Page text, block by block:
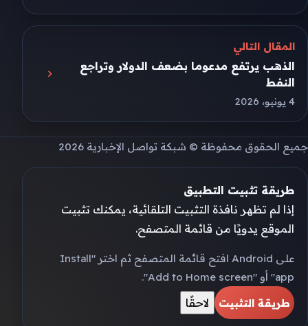
المقال التالي
الذهب يرتفع مدعوما بضعف الدولار وتراجع
النفط
4 يونيو، 2026
جميع الحقوق محفوظة © شبكة تواصل الإخبارية 2026
طريقة تثبيت التطبيق
إذا لم تظهر نافذة التثبيت التلقائية، يمكنك تثبيت
الموقع يدويًا من قائمة المتصفح.
على Android افتح قائمة المتصفح ثم اختر "Install
app" أو "Add to Home screen".
طريقة التثبيت
لاحقًا